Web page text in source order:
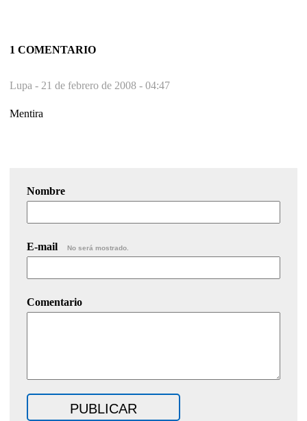
1 COMENTARIO
Lupa - 21 de febrero de 2008 - 04:47
Mentira
Nombre
E-mail No será mostrado.
Comentario